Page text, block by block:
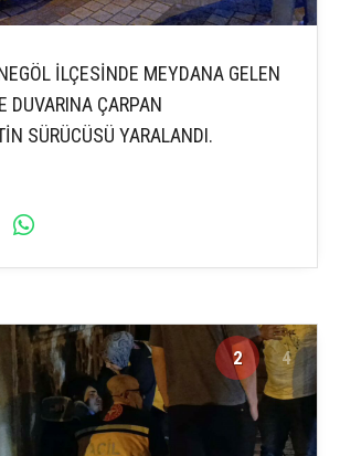
İLÇESİNDE MEYDANA GELEN
DUVARINA ÇARPAN
SÜRÜCÜSÜ YARALANDI.
2 4